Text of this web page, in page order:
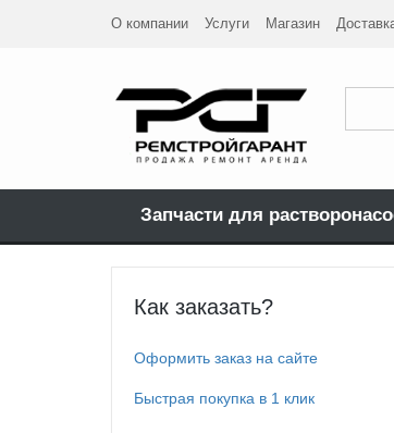
О компании Услуги Магазин
Запчасти для
Как заказать?
Оформить заказ на сайте
Быстрая покупка в 1 клик